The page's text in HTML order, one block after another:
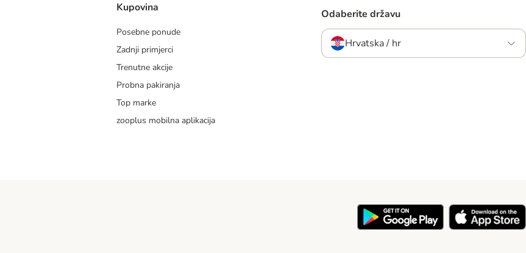
Kupovina
Posebne ponude
Zadnji primjerci
Trenutne akcije
Probna pakiranja
Top marke
zooplus mobilna aplikacija
Odaberite državu
Hrvatska / hr